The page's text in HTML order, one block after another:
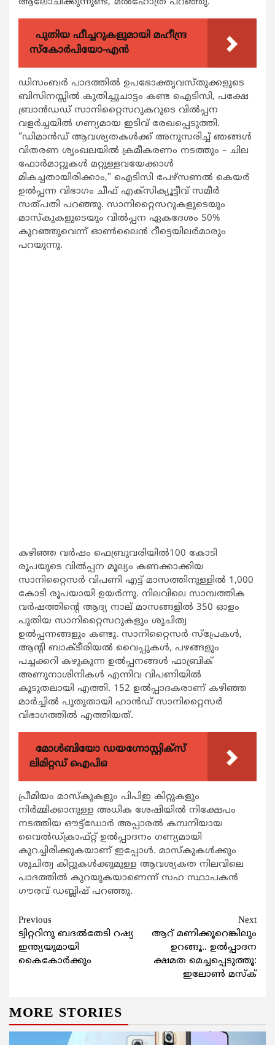
പുതിയ ഫീച്ചറുകളുമായി മഹീന്ദ്ര
സ്കോർപിയോ-എൻ
ഡിസംബര്‍ പാദത്തില്‍ ഉപഭോക്തൃവസ്തുക്കളുടെ
ബിസിനസ്സില്‍ കുതിച്ചുചാട്ടം കണ്ട ഐടിസി, പക്ഷേ
ബ്രാന്‍ഡഡ് സാനിറ്റൈസറുകറുടെ വില്‍പ്പന
വളര്‍ച്ചയില്‍ ഗണ്യമായ ഇടിവ് രേഖപ്പെടുത്തി.
“ഡിമാന്‍ഡ് ആവശ്യതകള്‍ക്ക് അനുസരിച്ച് ഞങ്ങള്‍
വിതരണ ശൃംഖലയില്‍ ക്രമീകരണം നടത്തും – ചില
ഫോര്‍മാറ്റുകള്‍ മറ്റുള്ളവയേക്കാള്‍
മികച്ചതായിരിക്കാം,” ഐടിസി പേഴ്സണല്‍ കെയര്‍
ഉല്‍പ്പന്ന വിഭാഗം ചീഫ് എക്സിക്യൂട്ടീവ് സമീര്‍
സത്പതി പറഞ്ഞു. സാനിറ്റൈസറുകളുടെയും
മാസ്കുകളുടെയും വില്‍പ്പന ഏകദേശം 50%
കുറഞ്ഞുവെന്ന് ഓണ്‍ലൈന്‍ റീട്ടെയിലര്‍മാരും
പറയുന്നു.
കഴിഞ്ഞ വര്‍ഷം ഫെബ്രുവരിയില്‍100 കോടി
രൂപയുടെ വില്‍പ്പന മൂല്യം കണക്കാക്കിയ
സാനിറ്റൈസര്‍ വിപണി എട്ട് മാസത്തിനുള്ളില്‍ 1,000
കോടി രൂപയായി ഉയര്‍ന്നു. നിലവിലെ സാമ്പത്തിക
വര്‍ഷത്തിന്‍റെ ആദ്യ നാല് മാസങ്ങളില്‍ 350 ഓളം
പുതിയ സാനിറ്റൈസറുകളും ശുചിത്വ
ഉല്‍പ്പന്നങ്ങളും കണ്ടു. സാനിറ്റൈസര്‍ സ്പ്രേകള്‍,
ആന്‍റി ബാക്ടീരിയല്‍ വൈപ്പുകള്‍, പഴങ്ങളും
പച്ചക്കറി കഴുകുന്ന ഉല്‍പ്പനങ്ങള്‍ ഫാബ്രിക്
അണുനാശിനികള്‍ എന്നിവ വിപണിയില്‍
കൂടുതലായി എത്തി. 152 ഉല്‍പ്പാദകരാണ് കഴിഞ്ഞ
മാര്‍ച്ചില്‍ പുതുതായി ഹാന്‍ഡ് സാനിറ്റൈസര്‍
വിഭാഗത്തില്‍ എത്തിയത്.
മോൾബിയോ ഡയഗ്നോസ്റ്റിക്സ്
ലിമിറ്റഡ് ഐപിഒ
പ്രീമിയം മാസ്കുകളും പിപിഇ കിറ്റുകളും
നിര്‍മ്മിക്കാനുള്ള അധിക ശേഷിയില്‍ നിക്ഷേപം
നടത്തിയ ഔട്ട്ഡോര്‍ അപ്പാരല്‍ കമ്പനിയായ
വൈല്‍ഡ്ക്രാഫ്റ്റ് ഉല്‍പ്പാദനം ഗണ്യമായി
കുറച്ചിരിക്കുകയാണ് ഇപ്പോള്‍. മാസ്കുകള്‍ക്കും
ശുചിത്വ കിറ്റുകള്‍ക്കുമുള്ള ആവശ്യകത നിലവിലെ
പാദത്തില്‍ കുറയുകയാണെന്ന് സഹ സ്ഥാപകന്‍
ഗൗരവ് ഡബ്ലിഷ് പറഞ്ഞു.
Continue
Reading
Previous
ട്വിറ്ററിനു ബദല്‍തേടി റഷ്യ
ഇന്ത്യയുമായി
കൈകോര്‍ക്കും
Next
ആറ് മണിക്കൂറെങ്കിലും
ഉറങ്ങൂ.. ഉല്‍പ്പാദന
ക്ഷമത മെച്ചപ്പെടുത്തൂ:
ഇലോണ്‍ മസ്‌ക്
MORE STORIES